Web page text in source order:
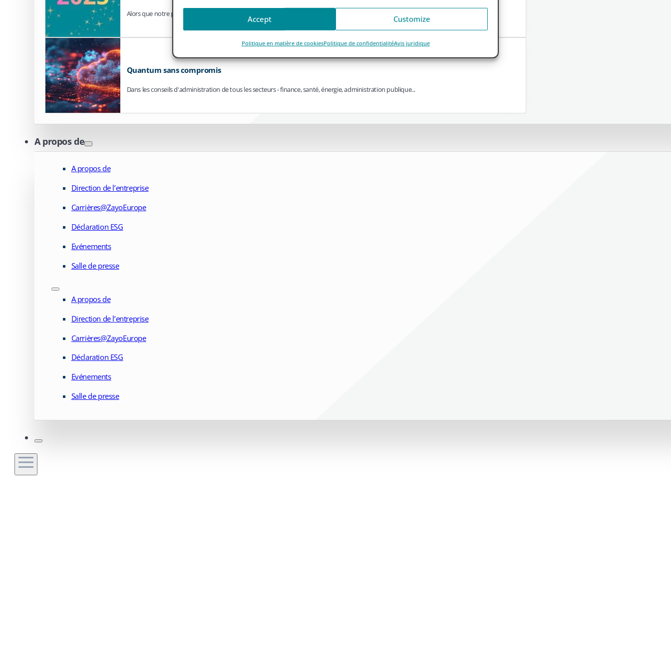
Accept Customize
Politique en matière de cookiesPolitique de confidentialitéAvis juridique
Alors que notre première année complète en tant qu'organisation européenne indépendante touche à sa...
Quantum sans compromis
Dans les conseils d'administration de tous les secteurs - finance, santé, énergie, administration publique...
A propos de
A propos de
Direction de l’entreprise
Carrières@ZayoEurope
Déclaration ESG
Evénements
Salle de presse
A propos de
Direction de l’entreprise
Carrières@ZayoEurope
Déclaration ESG
Evénements
Salle de presse